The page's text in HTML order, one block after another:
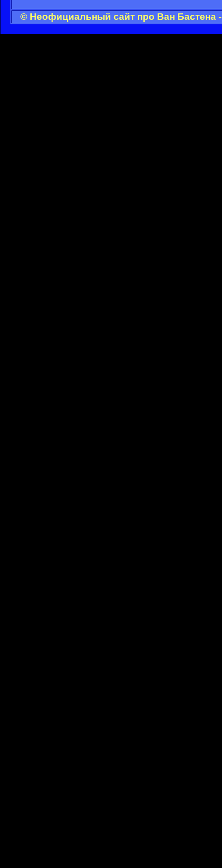
© Неофициальный сайт про Ван Бастена